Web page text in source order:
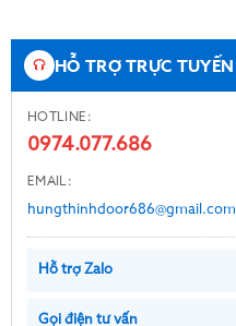
HỖ TRỢ TRỰC TUYẾN
HOTLINE:
0974.077.686
EMAIL:
hungthinhdoor686@gmail.com
Hỗ trợ Zalo
Gọi điện tư vấn